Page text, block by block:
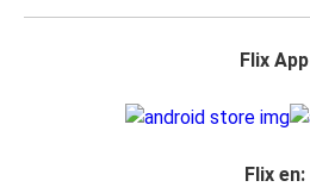
Flix App
Flix en: